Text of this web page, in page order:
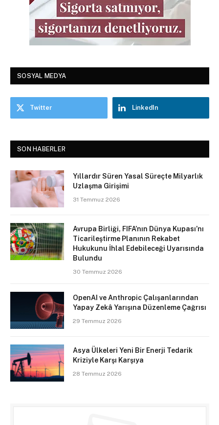
SOSYAL MEDYA
Twitter LinkedIn
SON HABERLER
Yıllardır Süren Yasal Süreçte Milyarlık
Uzlaşma Girişimi
31 Temmuz 2026
Avrupa Birliği, FIFA’nın Dünya Kupası’nı
Ticarileştirme Planının Rekabet
Hukukunu İhlal Edebileceği Uyarısında
Bulundu
30 Temmuz 2026
OpenAI ve Anthropic Çalışanlarından
Yapay Zekâ Yarışına Düzenleme Çağrısı
29 Temmuz 2026
Asya Ülkeleri Yeni Bir Enerji Tedarik
Kriziyle Karşı Karşıya
28 Temmuz 2026